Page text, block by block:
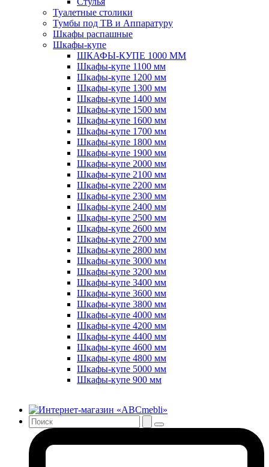
Туалетные столики
Тумбы под ТВ и Аппаратуру
Шкафы распашные
Шкафы-купе
ШКАФЫ-КУПЕ 1000 ММ
Шкафы-купе 1100 мм
Шкафы-купе 1200 мм
Шкафы-купе 1300 мм
Шкафы-купе 1400 мм
Шкафы-купе 1500 мм
Шкафы-купе 1600 мм
Шкафы-купе 1700 мм
Шкафы-купе 1800 мм
Шкафы-купе 1900 мм
Шкафы-купе 2000 мм
Шкафы-купе 2100 мм
Шкафы-купе 2200 мм
Шкафы-купе 2300 мм
Шкафы-купе 2400 мм
Шкафы-купе 2500 мм
Шкафы-купе 2600 мм
Шкафы-купе 2700 мм
Шкафы-купе 2800 мм
Шкафы-купе 3000 мм
Шкафы-купе 3200 мм
Шкафы-купе 3400 мм
Шкафы-купе 3600 мм
Шкафы-купе 3800 мм
Шкафы-купе 4000 мм
Шкафы-купе 4200 мм
Шкафы-купе 4400 мм
Шкафы-купе 4600 мм
Шкафы-купе 4800 мм
Шкафы-купе 5000 мм
Шкафы-купе 900 мм